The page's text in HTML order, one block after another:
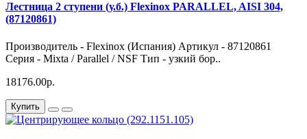
Лестница 2 ступени (у.б.) Flexinox PARALLEL, AISI 304,
(87120861)
Производитель - Flexinox (Испания) Артикул - 87120861
Серия - Mixta / Parallel / NSF Тип - узкий бор..
18176.00р.
Купить